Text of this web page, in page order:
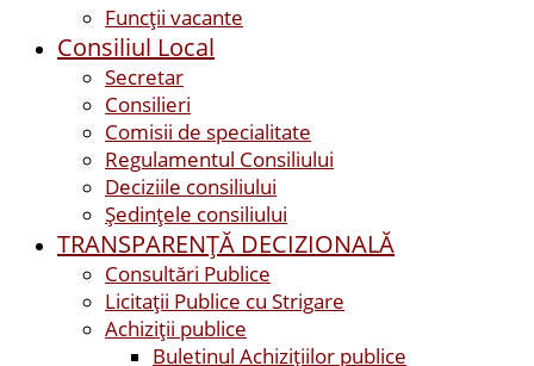
Funcții vacante
Consiliul Local
Secretar
Consilieri
Comisii de specialitate
Regulamentul Consiliului
Deciziile consiliului
Ședințele consiliului
TRANSPARENȚĂ DECIZIONALĂ
Consultări Publice
Licitații Publice cu Strigare
Achiziţii publice
Buletinul Achizițiilor publice